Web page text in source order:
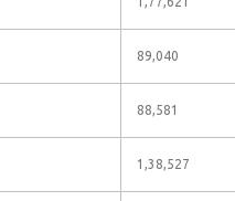
89,040
88,581
1,38,527